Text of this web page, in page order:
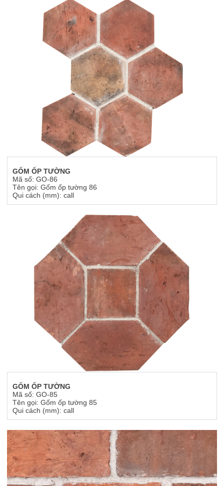
GỐM ỐP TƯỜNG
Mã số: GO-86
Tên gọi: Gốm ốp tường 86
Qui cách (mm): call
GỐM ỐP TƯỜNG
Mã số: GO-85
Tên gọi: Gốm ốp tường 85
Qui cách (mm): call